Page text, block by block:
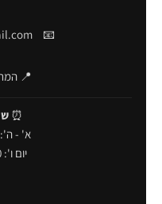
📧
📍 המרד 29, תל
⏰
א' - ה': 09:00 - 18:00
יום ו': 09:00 - 16:00